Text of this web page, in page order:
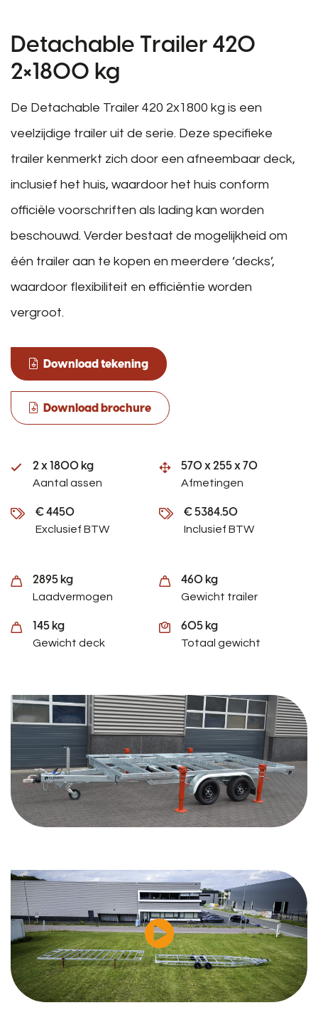
Detachable Trailer 420
2×1800 kg
De Detachable Trailer 420 2x1800 kg is een
veelzijdige trailer uit de serie. Deze specifieke
trailer kenmerkt zich door een afneembaar deck,
inclusief het huis, waardoor het huis conform
officiële voorschriften als lading kan worden
beschouwd. Verder bestaat de mogelijkheid om
één trailer aan te kopen en meerdere ‘decks’,
waardoor flexibiliteit en efficiëntie worden
vergroot.
Download tekening
Download brochure
2 x 1800 kg
Aantal assen
570 x 255 x 70
Afmetingen
€ 4450
Exclusief BTW
€ 5384.50
Inclusief BTW
2895 kg
Laadvermogen
460 kg
Gewicht trailer
145 kg
Gewicht deck
605 kg
Totaal gewicht